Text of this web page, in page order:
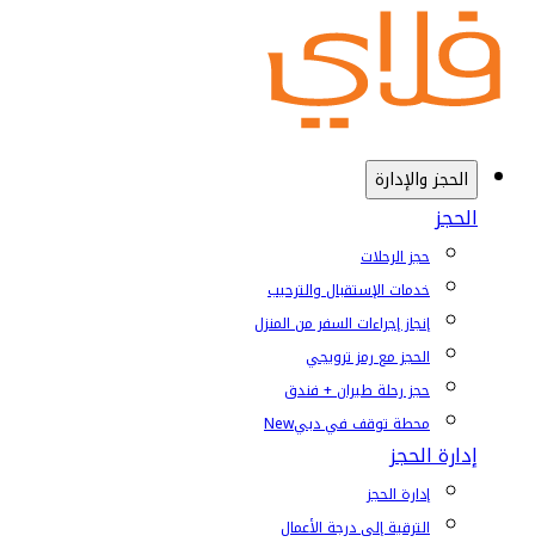
الحجز والإدارة
الحجز
حجز الرحلات
خدمات الإستقبال والترحيب
إنجاز إجراءات السفر من المنزل
الحجز مع رمز ترويجي
حجز رحلة طيران + فندق
محطة توقف في دبيNew
إدارة الحجز
إدارة الحجز
الترقية إلى درجة الأعمال